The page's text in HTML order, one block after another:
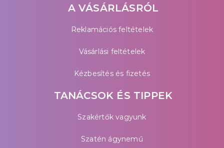
A VÁSÁRLÁSRÓL
Reklamációs feltételek
Vásárlási feltételek
Kézbesítés és fizetés
TANÁCSOK ÉS TIPPEK
Szakértők vagyunk
Szatén ágynemű